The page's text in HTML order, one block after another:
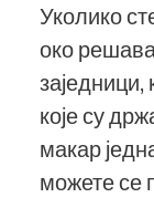
FORM
Уколико
око
заједници,
које су
макар
можете се